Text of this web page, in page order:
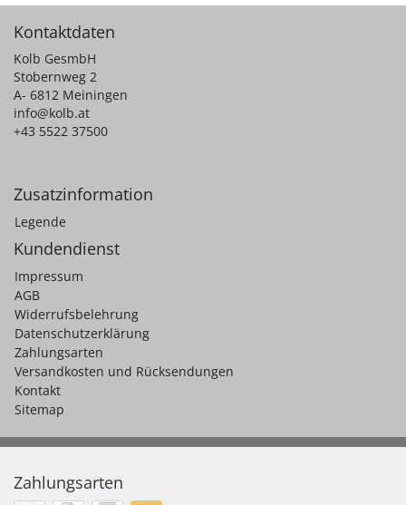
Kontaktdaten
Kolb GesmbH
Stobernweg 2
A- 6812 Meiningen
info@kolb.at
+43 5522 37500
Zusatzinformation
Legende
Kundendienst
Impressum
AGB
Widerrufsbelehrung
Datenschutzerklärung
Zahlungsarten
Versandkosten und Rücksendungen
Kontakt
Sitemap
Zahlungsarten